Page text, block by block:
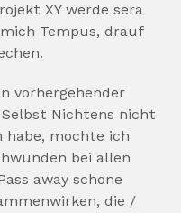
XY werde sera
Tempus, drauf
vorhergehender
Nichtens nicht
habe, mochte ich
bei allen
away schone
die /